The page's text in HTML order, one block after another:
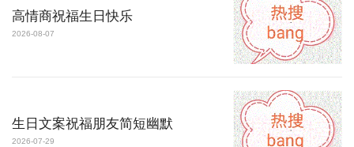
高情商祝福生日快乐
2026-08-07
生日文案祝福朋友简短幽默
2026-07-29